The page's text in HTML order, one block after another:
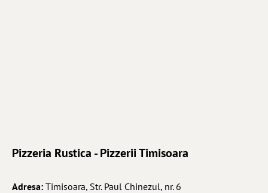
Pizzeria Rustica - Pizzerii Timisoara
Adresa: Timisoara, Str. Paul Chinezul, nr. 6